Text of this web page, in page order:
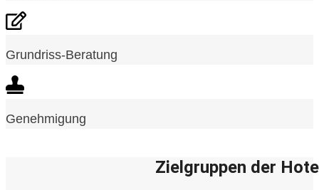
Grundriss-Beratung
Genehmigung
Zielgruppen der